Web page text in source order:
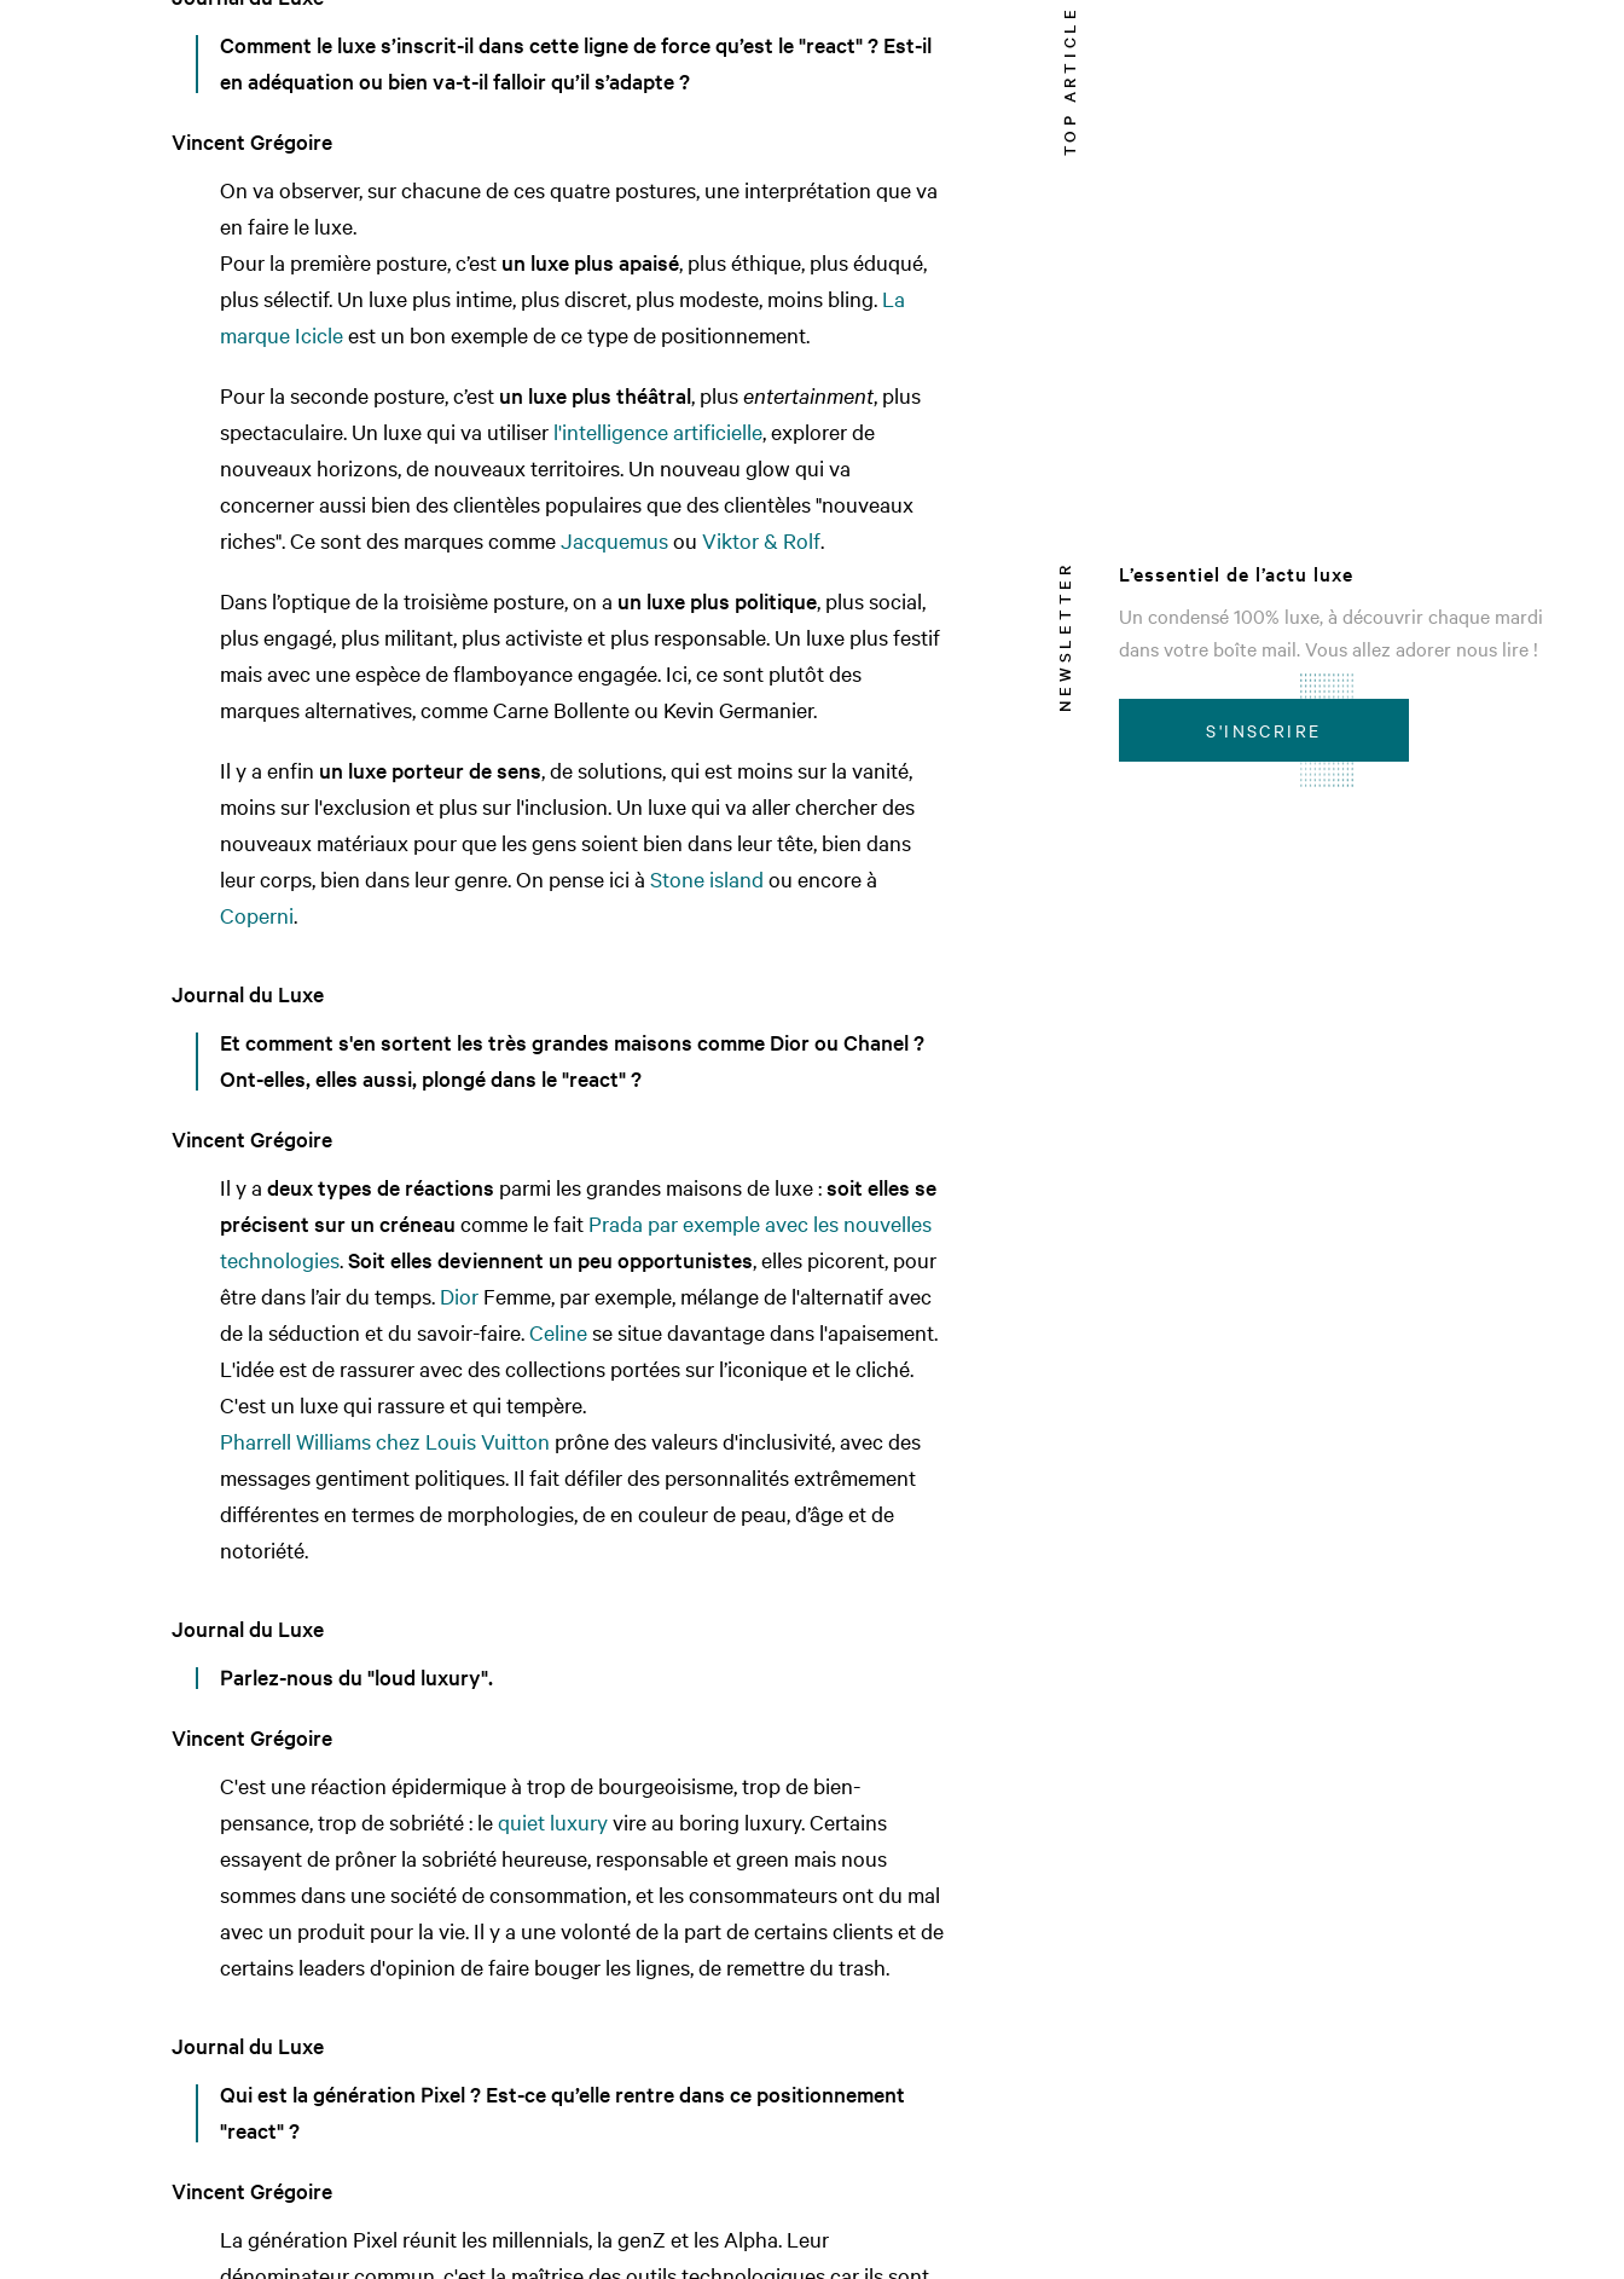
Comment le luxe s’inscrit-il dans cette ligne de force qu’est le "react" ? Est-il
en adéquation ou bien va-t-il falloir qu’il s’adapte ?
Vincent Grégoire
On va observer, sur chacune de ces quatre postures, une interprétation que va
en faire le luxe.
Pour la première posture, c’est un luxe plus apaisé , plus éthique, plus éduqué,
plus sélectif. Un luxe plus intime, plus discret, plus modeste, moins bling. La
marque Icicleest un bon exemple de ce type de positionnement.
Pour la seconde posture, c’est un luxe plus théâtral , plusentertainment, plus
spectaculaire. Un luxe qui va utiliser l'intelligence artificielle , explorer de
nouveaux horizons, de nouveaux territoires. Un nouveau glow qui va
concerner aussi bien des clientèles populaires que des clientèles "nouveaux
riches". Ce sont des marques commeJacquemusou Viktor & Rolf
Dans l’optique de la troisième posture, on a un luxe plus politique , plus social,
plus engagé, plus militant, plus activiste et plus responsable. Un luxe plus festif
mais avec une espèce de flamboyance engagée. Ici, ce sont plutôt des
marques alternatives, comme Carne Bollente ou Kevin Germanier.
Il y a enfin un luxe porteur de sens , de solutions, qui est moins sur la vanité,
moins sur l'exclusion et plus sur l'inclusion. Un luxe qui va aller chercher des
nouveaux matériaux pour que les gens soient bien dans leur tête, bien dans
leur corps, bien dans leur genre. On pense ici à Stone island
Coperni
Journal du Luxe
Et comment s'en sortent les très grandes maisons comme Dior ou Chanel ?
Ont-elles, elles aussi, plongé dans le "react" ?
Vincent Grégoire
Il y a deux types de réactions parmi les grandes maisons de luxe :soit elles se
précisent sur un créneau comme le fait Prada par exemple avec les nouvelles
technologies Soit elles deviennent un peu opportunistes , elles picorent, pour
être dans l’air du temps. Dior Femme, par exemple, mélange de l'alternatif avec
de la séduction et du savoir-faire. Celinese situe davantage dans l'apaisement.
L'idée est de rassurer avec des collections portées sur l’iconique et le cliché.
C'est un luxe qui rassure et qui tempère.
Pharrell Williams chez Louis Vuitton prône des valeurs d'inclusivité, avec des
messages gentiment politiques. Il fait défiler des personnalités extrêmement
différentes en termes de morphologies, de en couleur de peau, d’âge et de
notoriété.
Journal du Luxe
Parlez-nous du "loud luxury".
Vincent Grégoire
C'est une réaction épidermique à trop de bourgeoisisme, trop de bien-
pensance, trop de sobriété : lequiet luxuryvire au boring luxury. Certains
essayent de prôner la sobriété heureuse, responsable et green mais nous
sommes dans une société de consommation, et les consommateurs ont du mal
avec un produit pour la vie. Il y a une volonté de la part de certains clients et de
certains leaders d'opinion de faire bouger les lignes, de remettre du trash.
Journal du Luxe
Qui est la génération Pixel ? Est-ce qu’elle rentre dans ce positionnement
"react" ?
Vincent Grégoire
La génération Pixel réunit les millennials, la genZ et les Alpha. Leur
TOP ARTICLE
NEWSLETTER
L’essentiel de l’actu luxe
Un condensé 100% luxe, à découvrir chaque mardi
dans votre boîte mail. Vous allez adorer nous lire !
S'INSCRIRE